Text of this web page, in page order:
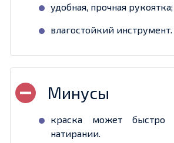
удобная, прочная рукоятка;
влагостойкий инструмент.
краска может быстро
натирании.